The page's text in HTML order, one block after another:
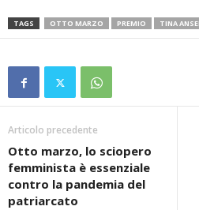
TAGS OTTO MARZO PREMIO TINA
Articolo precedente
Otto marzo, lo sciopero
femminista è essenziale
contro la pandemia del
patriarcato